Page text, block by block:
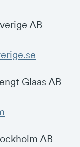
AB
Glaas AB
AB